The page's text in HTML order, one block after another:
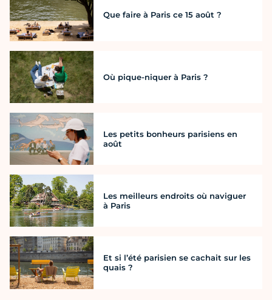
Que faire à Paris ce 15 août ?
Où pique-niquer à Paris ?
Les petits bonheurs parisiens en
août
Les meilleurs endroits où naviguer
à Paris
Et si l’été parisien se cachait sur les
quais ?